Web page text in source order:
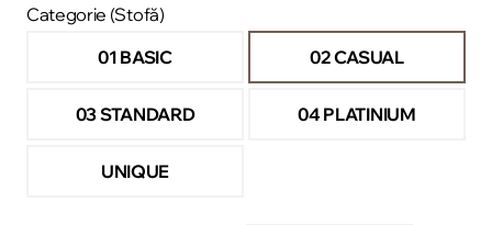
Categorie (Stofă)
01 BASIC
02 CASUAL
03 STANDARD 04 PLATINIUM
UNIQUE